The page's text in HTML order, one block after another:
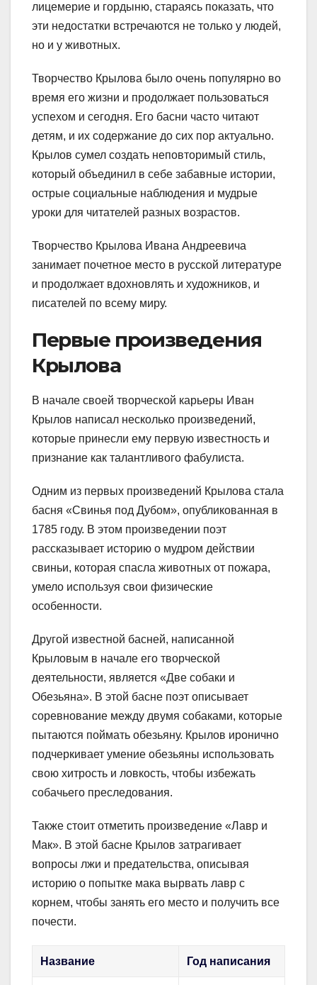
лицемерие и гордыню, стараясь показать, что
эти недостатки встречаются не только у людей,
но и у животных.
Творчество Крылова было очень популярно во
время его жизни и продолжает пользоваться
успехом и сегодня. Его басни часто читают
детям, и их содержание до сих пор актуально.
Крылов сумел создать неповторимый стиль,
который объединил в себе забавные истории,
острые социальные наблюдения и мудрые
уроки для читателей разных возрастов.
Творчество Крылова Ивана Андреевича
занимает почетное место в русской литературе
и продолжает вдохновлять и художников, и
писателей по всему миру.
Первые произведения
Крылова
В начале своей творческой карьеры Иван
Крылов написал несколько произведений,
которые принесли ему первую известность и
признание как талантливого фабулиста.
Одним из первых произведений Крылова стала
басня «Свинья под Дубом», опубликованная в
1785 году. В этом произведении поэт
рассказывает историю о мудром действии
свиньи, которая спасла животных от пожара,
умело используя свои физические
особенности.
Другой известной басней, написанной
Крыловым в начале его творческой
деятельности, является «Две собаки и
Обезьяна». В этой басне поэт описывает
соревнование между двумя собаками, которые
пытаются поймать обезьяну. Крылов иронично
подчеркивает умение обезьяны использовать
свою хитрость и ловкость, чтобы избежать
собачьего преследования.
Также стоит отметить произведение «Лавр и
Мак». В этой басне Крылов затрагивает
вопросы лжи и предательства, описывая
историю о попытке мака вырвать лавр с
корнем, чтобы занять его место и получить все
почести.
Название Год написания